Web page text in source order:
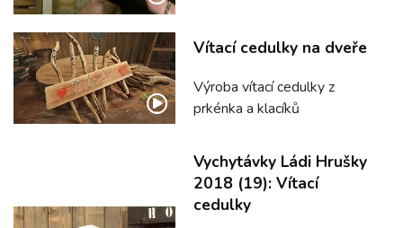
Vítací cedulky na dveře
Výroba vítací cedulky z
prkénka a klacíků
Vychytávky Ládi Hrušky
2018 (19): Vítací
cedulky